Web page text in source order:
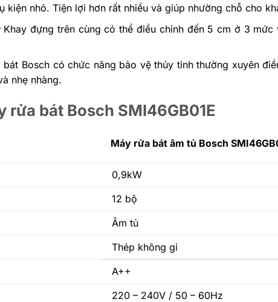
kiện nhỏ. Tiện lợi hơn rất nhiều và giúp nhường chỗ cho
Khay đựng trên cùng có thể điều chỉnh đến 5 cm ở 3
bát Bosch có chức năng bảo vệ thủy tinh thường xuyên
nhẹ nhàng.
rửa bát Bosch SMI46GB01E
Máy rửa bát âm tủ Bosch
0,9kW
12 bộ
Âm tủ
Thép không gỉ
A++
220 – 240V / 50 – 60Hz